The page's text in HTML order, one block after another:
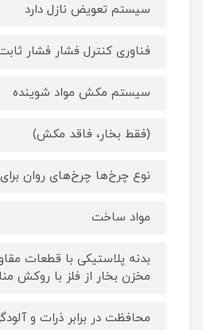
سیستم تعویض نازل دارد
فناوری کنترل فشار فشار
سیستم مکش مواد شوینده
(فقط بخار، فاقد مکش)
نوع چرخ‌ها چرخ‌های روان
مواد ساخت
بدنه پلاستیکی با قطعات
مخزن بخار از فلز با روکش
محافظت در برابر ذرات و